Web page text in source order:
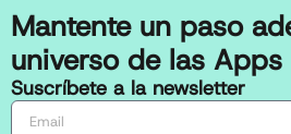
Mantente un paso
universo de las Apps
Suscríbete a la newsletter